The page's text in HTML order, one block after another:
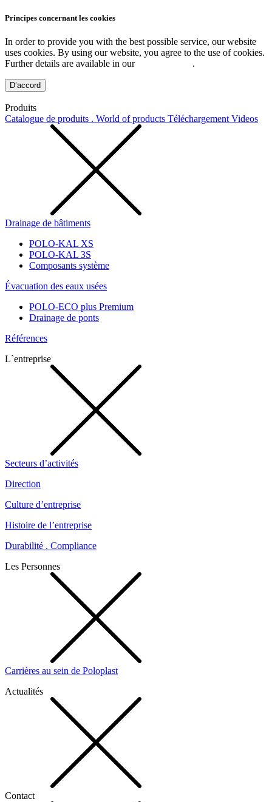
Principes concernant les cookies
In order to provide you with the best possible service, our website
uses cookies. By using our website, you agree to the use of cookies.
Further details are available in our
.
D’accord
Produits
Catalogue de produits . World of products Téléchargement Videos
Drainage de bâtiments
POLO-KAL XS
POLO-KAL 3S
Composants système
Évacuation des eaux usées
POLO-ECO plus Premium
Drainage de ponts
Références
L`entreprise
Secteurs d’activités
Direction
Culture d’entreprise
Histoire de l’entreprise
Durabilité . Compliance
Les Personnes
Carrières au sein de Poloplast
Actualités
Contact